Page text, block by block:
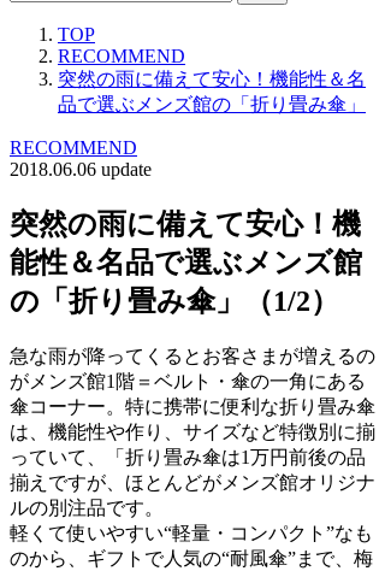
TOP
RECOMMEND
突然の雨に備えて安心！機能性＆名
品で選ぶメンズ館の「折り畳み傘」
RECOMMEND
2018.06.06 update
突然の雨に備えて安心！機
能性＆名品で選ぶメンズ館
の「折り畳み傘」（1/2）
急な雨が降ってくるとお客さまが増えるの
がメンズ館1階＝ベルト・傘の一角にある
傘コーナー。特に携帯に便利な折り畳み傘
は、機能性や作り、サイズなど特徴別に揃
っていて、「折り畳み傘は1万円前後の品
揃えですが、ほとんどがメンズ館オリジナ
ルの別注品です。
軽くて使いやすい“軽量・コンパクト”なも
のから、ギフトで人気の“耐風傘”まで、梅